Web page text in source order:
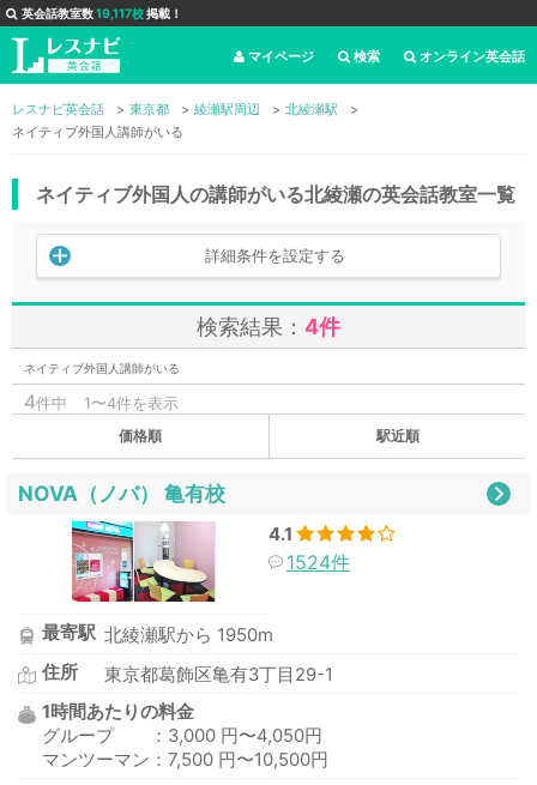
英会話教室数19,117校掲載！
オンライン英会話
検索
マイページ
レスナビ英会話 東京都 綾瀬駅周辺
北綾瀬駅
ネイティブ外国人講師がいる
ネイティブ外国人の講師がいる北綾瀬の英会話教室一覧
詳細条件を設定する
検索結果： 4件
ネイティブ外国人講師がいる
4件中 1〜4件を表示
価格順 駅近順
NOVA（ノバ） 亀有校
4.1
1524件
最寄駅 北綾瀬駅から 1950m
住所
東京都葛飾区亀有3丁目29-1
1時間あたりの料金
グループ ：3,000 円〜4,050円
マンツーマン：7,500 円〜10,500円